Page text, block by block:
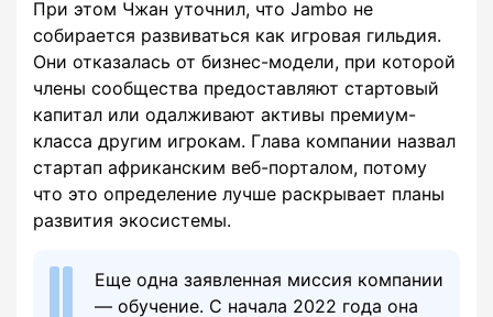
При этом Чжан уточнил, что Jambo не
собирается развиваться как игровая гильдия.
Они отказалась от бизнес-модели, при которой
члены сообщества предоставляют стартовый
капитал или одалживают активы премиум-
класса другим игрокам. Глава компании назвал
стартап африканским веб-порталом, потому
что это определение лучше раскрывает планы
развития экосистемы.
Еще одна заявленная миссия компании
— обучение. С начала 2022 года она